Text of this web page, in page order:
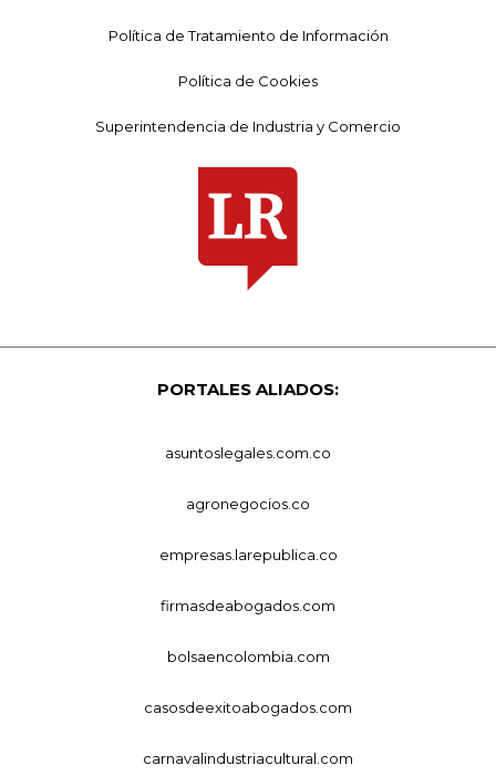
Política de Tratamiento de Información
Política de Cookies
Superintendencia de Industria y Comercio
PORTALES ALIADOS:
asuntoslegales.com.co
agronegocios.co
empresas.larepublica.co
firmasdeabogados.com
bolsaencolombia.com
casosdeexitoabogados.com
carnavalindustriacultural.com